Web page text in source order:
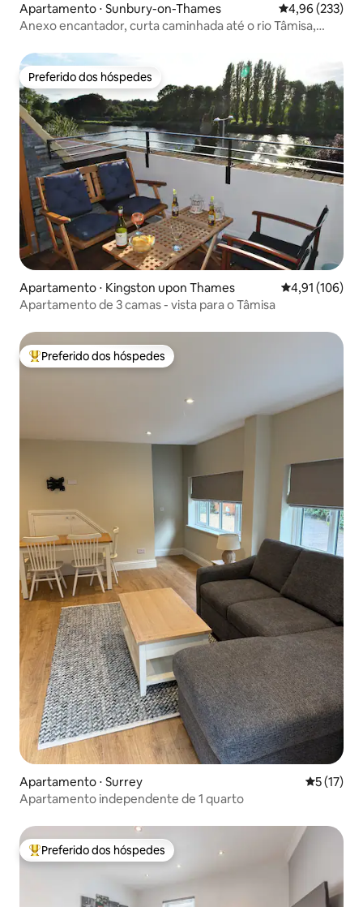
Apartamento ⋅ Sunbury-on-Thames 4,96 de uma
4,96 (233)
Anexo encantador, curta caminhada até o rio Tâmisa,
Preferido dos hóspedes
Preferido dos hóspedes
Apartamento ⋅ Kingston upon Thames 4,91 de uma
4,91 (106)
Apartamento de 3 camas - vista para o Tâmisa
Entre os melhores preferidos dos hóspedes
Preferido dos hóspedes
Apartamento ⋅ Surrey 5 de uma
5 (17)
Apartamento independente de 1 quarto
Entre os melhores preferidos dos hóspedes
Preferido dos hóspedes